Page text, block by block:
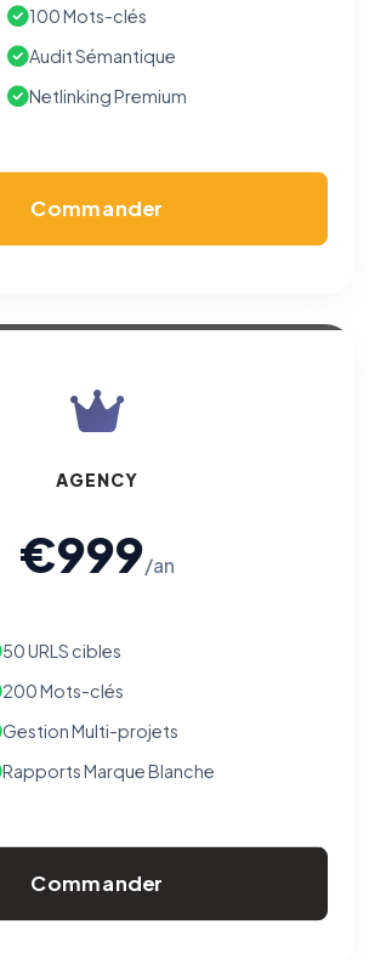
100 Mots-clés
Audit Sémantique
Netlinking Premium
Commander
AGENCY
€999/an
50 URLS cibles
200 Mots-clés
Gestion Multi-projets
Rapports Marque Blanche
Commander